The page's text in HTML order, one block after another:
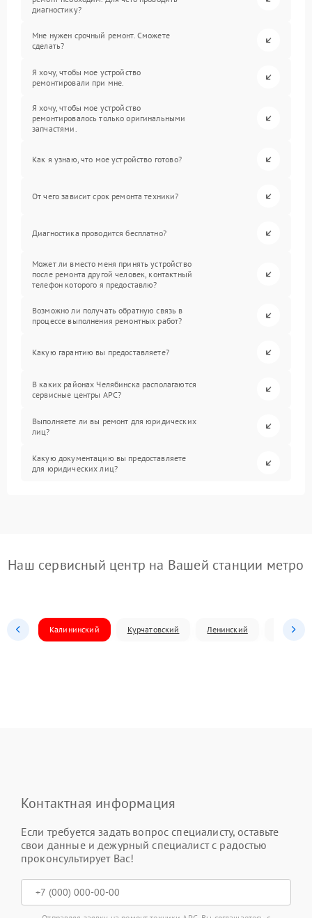
диагностику?
Мне нужен срочный ремонт. Сможете
сделать?
Я хочу, чтобы мое устройство
ремонтировали при мне.
Я хочу, чтобы мое устройство
ремонтировалось только оригинальными
запчастями.
Как я узнаю, что мое устройство готово?
От чего зависит срок ремонта техники?
Диагностика проводится бесплатно?
Может ли вместо меня принять устройство
после ремонта другой человек, контактный
телефон которого я предоставлю?
Возможно ли получать обратную связь в
процессе выполнения ремонтных работ?
Какую гарантию вы предоставляете?
В каких районах Челябинска располагаются
сервисные центры APC?
Выполняете ли вы ремонт для юридических
лиц?
Какую документацию вы предоставляете
для юридических лиц?
Наш сервисный центр на Вашей станции метро
Калининский Курчатовский Ленинский
Контактная информация
Если требуется задать вопрос специалисту, оставьте
свои данные и дежурный специалист с радостью
проконсультирует Вас!